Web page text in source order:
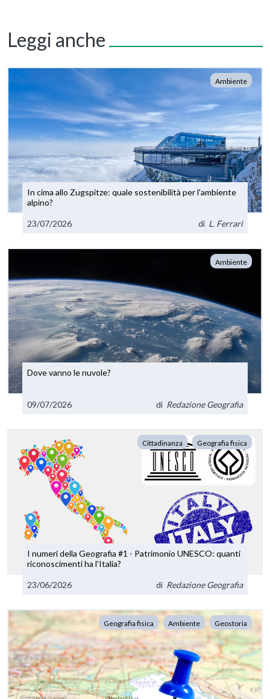
Leggi anche
Ambiente
In cima allo Zugspitze: quale sostenibilità per l'ambiente
alpino?
23/07/2026 di L. Ferrari
Ambiente
Dove vanno le nuvole?
09/07/2026 di Redazione Geografia
Cittadinanza Geografia fisica
I numeri della Geografia #1 - Patrimonio UNESCO: quanti
riconoscimenti ha l'Italia?
23/06/2026 di Redazione Geografia
Geografia fisica Ambiente Geostoria